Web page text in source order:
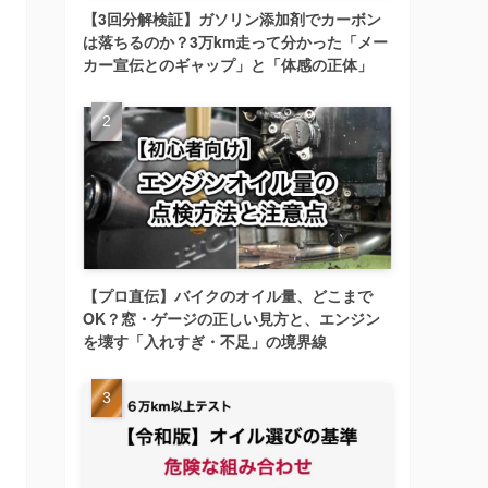
【3回分解検証】ガソリン添加剤でカーボン
は落ちるのか？3万km走って分かった「メー
カー宣伝とのギャップ」と「体感の正体」
【プロ直伝】バイクのオイル量、どこまで
OK？窓・ゲージの正しい見方と、エンジン
を壊す「入れすぎ・不足」の境界線